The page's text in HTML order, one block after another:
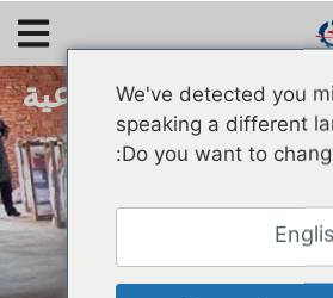
الأسود الصناعية
We've detected you
speaking a different
Do you want to